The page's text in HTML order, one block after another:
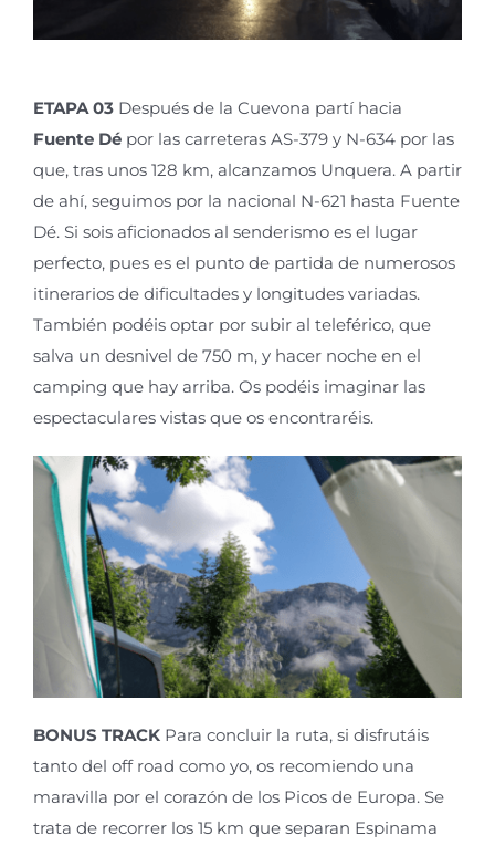
ETAPA 03 Después de la Cuevona partí hacia
Fuente Dé por las carreteras AS-379 y N-634 por las
que, tras unos 128 km, alcanzamos Unquera. A partir
de ahí, seguimos por la nacional N-621 hasta Fuente
Dé. Si sois aficionados al senderismo es el lugar
perfecto, pues es el punto de partida de numerosos
itinerarios de dificultades y longitudes variadas.
También podéis optar por subir al teleférico, que
salva un desnivel de 750 m, y hacer noche en el
camping que hay arriba. Os podéis imaginar las
espectaculares vistas que os encontraréis.
BONUS TRACK Para concluir la ruta, si disfrutáis
tanto del off road como yo, os recomiendo una
maravilla por el corazón de los Picos de Europa. Se
trata de recorrer los 15 km que separan Espinama